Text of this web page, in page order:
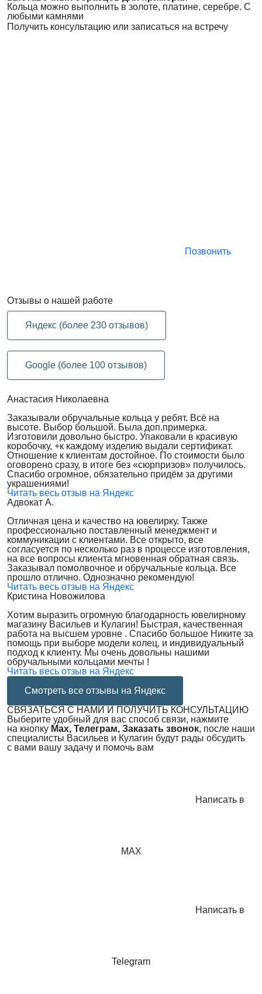
Кольца можно выполнить в золоте, платине, серебре. С
любыми камнями
Получить консультацию или записаться на встречу
Позвонить
Отзывы о нашей работе
Яндекс (более 230 отзывов)
Google (более 100 отзывов)
Анастасия Николаевна
Заказывали обручальные кольца у ребят. Всё на
высоте. Выбор большой. Была доп.примерка.
Изготовили довольно быстро. Упаковали в красивую
коробочку, +к каждому изделию выдали сертификат.
Отношение к клиентам достойное. По стоимости было
оговорено сразу, в итоге без «сюрпризов» получилось.
Спасибо огромное, обязательно придём за другими
украшениями!
Читать весь отзыв на Яндекс
Адвокат А.
Отличная цена и качество на ювелирку. Также
профессионально поставленный менеджмент и
коммуникации с клиентами. Все открыто, все
согласуется по несколько раз в процессе изготовления,
на все вопросы клиента мгновенная обратная связь.
Заказывал помолвочное и обручальные кольца. Все
прошло отлично. Однозначно рекомендую!
Читать весь отзыв на Яндекс
Кристина Новожилова
Хотим выразить огромную благодарность ювелирному
магазину Васильев и Кулагин! Быстрая, качественная
работа на высшем уровне . Спасибо большое Никите за
помощь при выборе модели колец, и индивидуальный
подход к клиенту. Мы очень довольны нашими
обручальными кольцами мечты !
Читать весь отзыв на Яндекс
Смотреть все отзывы на Яндекс
СВЯЗАТЬСЯ С НАМИ И ПОЛУЧИТЬ КОНСУЛЬТАЦИЮ
Выберите удобный для вас способ связи, нажмите
на кнопку Max, Телеграм, Заказать звонок, после наши
специалисты Васильев и Кулагин будут рады обсудить
с вами вашу задачу и помочь вам
Написать в
MAX
Написать в
Telegram